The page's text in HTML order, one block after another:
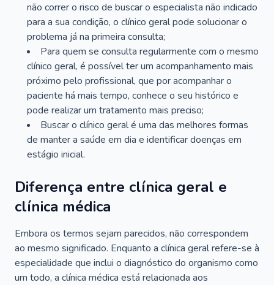
não correr o risco de buscar o especialista não indicado
para a sua condição, o clínico geral pode solucionar o
problema já na primeira consulta;
Para quem se consulta regularmente com o mesmo
clínico geral, é possível ter um acompanhamento mais
próximo pelo profissional, que por acompanhar o
paciente há mais tempo, conhece o seu histórico e
pode realizar um tratamento mais preciso;
Buscar o clínico geral é uma das melhores formas
de manter a saúde em dia e identificar doenças em
estágio inicial.
Diferença entre clínica geral e
clínica médica
Embora os termos sejam parecidos, não correspondem
ao mesmo significado. Enquanto a clínica geral refere-se à
especialidade que inclui o diagnóstico do organismo como
um todo, a clínica médica está relacionada aos